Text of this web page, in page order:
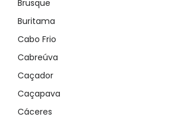
Brusque
Buritama
Cabo Frio
Cabreúva
Caçador
Caçapava
Cáceres